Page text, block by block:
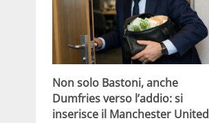
Non solo Bastoni, anche
Dumfries verso l’addio: si
inserisce il Manchester United